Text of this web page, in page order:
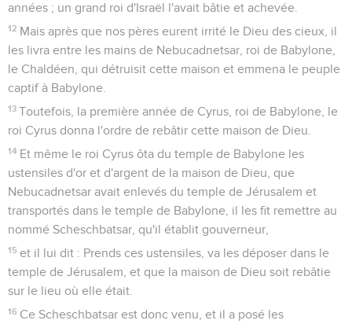
années ; un grand roi d'Israël l'avait bâtie et achevée.
12 Mais après que nos pères eurent irrité le Dieu des cieux, il
les livra entre les mains de Nebucadnetsar, roi de Babylone,
le Chaldéen, qui détruisit cette maison et emmena le peuple
captif à Babylone.
13 Toutefois, la première année de Cyrus, roi de Babylone, le
roi Cyrus donna l'ordre de rebâtir cette maison de Dieu.
14 Et même le roi Cyrus ôta du temple de Babylone les
ustensiles d'or et d'argent de la maison de Dieu, que
Nebucadnetsar avait enlevés du temple de Jérusalem et
transportés dans le temple de Babylone, il les fit remettre au
nommé Scheschbatsar, qu'il établit gouverneur,
15 et il lui dit : Prends ces ustensiles, va les déposer dans le
temple de Jérusalem, et que la maison de Dieu soit rebâtie
sur le lieu où elle était.
16 Ce Scheschbatsar est donc venu, et il a posé les